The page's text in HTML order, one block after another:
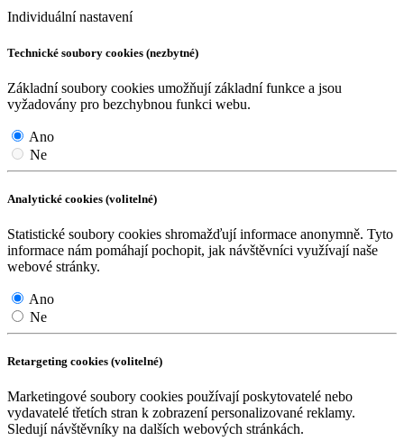
Individuální nastavení
Technické soubory cookies (nezbytné)
Základní soubory cookies umožňují základní funkce a jsou
vyžadovány pro bezchybnou funkci webu.
Ano
Ne
Analytické cookies (volitelné)
Statistické soubory cookies shromažďují informace anonymně. Tyto
informace nám pomáhají pochopit, jak návštěvníci využívají naše
webové stránky.
Ano
Ne
Retargeting cookies (volitelné)
Marketingové soubory cookies používají poskytovatelé nebo
vydavatelé třetích stran k zobrazení personalizované reklamy.
Sledují návštěvníky na dalších webových stránkách.